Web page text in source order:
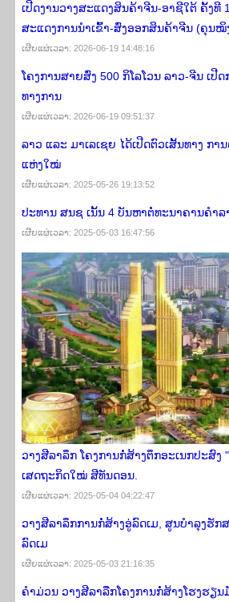
ເປີດງານວາງສະແດງສິນຄ້າຈີນ-ອາຊີໃຕ້ ຄັ້ງທີ
ສະແດງການນໍາເຂົ້າ-ສົ່ງອອກສິນຄ້າຈີນ​ (ຄຸນໝິ
ເຜີຍ​ແຜ່​ເວ​ລາ: 2026-06-19 14:48:16
ໂຄງການສາຍສົ່ງ 500 ກິໂລໂວນ ລາວ-ຈີນ ເປີ
ທາງການ
ເຜີຍ​ແຜ່​ເວ​ລາ: 2026-06-19 09:51:37
ລາວ ແລະ ມາເລເຊຍ ໄດ້ເປີດຕົວເສັ້ນທາງ ກາ
ແຫ່ງໃໝ່
ເຜີຍ​ແຜ່​ເວ​ລາ: 2025-05-26 19:13:52
ປະທານ ສນຊ ເນັ້ນ 4 ບັນຫາຕໍ່ທະນາຄານຄໍາລ
ເຜີຍ​ແຜ່​ເວ​ລາ: 2025-05-03 16:47:56
ວາງສີລາລຶກ ໂຄງການກໍ່ສ້າງຕຶກອະເນກປະສົງ
ເສດຖະກິດໃໝ່ ສີທັນດອນ.
ເຜີຍ​ແຜ່​ເວ​ລາ: 2025-05-04 04:22:47
ວາງສີລາລຶກການກໍ່ສ້າງອູ່ລົດເມ, ສູນບຳລຸງຮັກ
ລົດເມ
ເຜີຍ​ແຜ່​ເວ​ລາ: 2025-05-03 21:16:35
ຄຳ​ມ່ວນ ວາງສີລາລືກໂຄງການກໍ່ສ້າງໂຮງຮຽ